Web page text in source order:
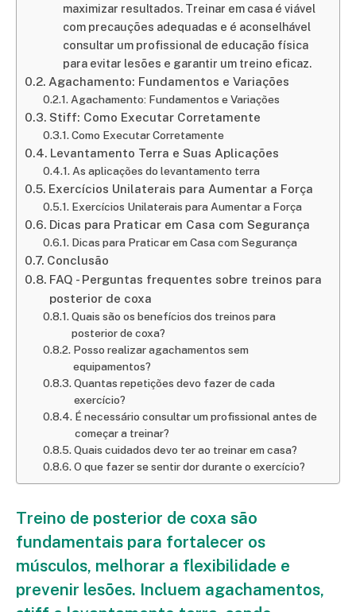
maximizar resultados. Treinar em casa é viável
com precauções adequadas e é aconselhável
consultar um profissional de educação física
para evitar lesões e garantir um treino eficaz.
Agachamento: Fundamentos e Variações
Agachamento: Fundamentos e Variações
Stiff: Como Executar Corretamente
Como Executar Corretamente
Levantamento Terra e Suas Aplicações
As aplicações do levantamento terra
Exercícios Unilaterais para Aumentar a Força
Exercícios Unilaterais para Aumentar a Força
Dicas para Praticar em Casa com Segurança
Dicas para Praticar em Casa com Segurança
Conclusão
FAQ - Perguntas frequentes sobre treinos para
posterior de coxa
Quais são os benefícios dos treinos para
posterior de coxa?
Posso realizar agachamentos sem
equipamentos?
Quantas repetições devo fazer de cada
exercício?
É necessário consultar um profissional antes de
começar a treinar?
Quais cuidados devo ter ao treinar em casa?
O que fazer se sentir dor durante o exercício?
Treino de posterior de coxa são
fundamentais para fortalecer os
músculos, melhorar a flexibilidade e
prevenir lesões. Incluem agachamentos,